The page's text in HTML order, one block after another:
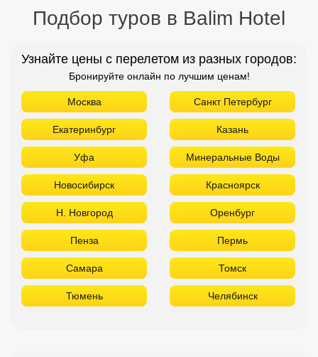
Подбор туров в Balim Hotel
Узнайте цены с перелетом из разных городов:
Бронируйте онлайн по лучшим ценам!
Москва Санкт Петербург
Екатеринбург Казань
Уфа Минеральные Воды
Новосибирск Красноярск
Н. Новгород Оренбург
Пенза Пермь
Самара Томск
Тюмень Челябинск